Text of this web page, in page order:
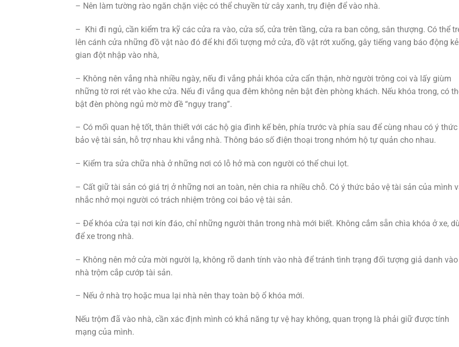
– Nên làm tường rào ngăn chặn việc có thể chuyền từ cây xanh, trụ điện để vào nhà.
– Khi đi ngủ, cần kiểm tra kỹ các cửa ra vào, cửa sổ, cửa trên tầng, cửa ra ban công, sân thượng. Có thể
lên cánh cửa những đồ vật nào đó để khi đối tượng mở cửa, đồ vật rớt xuống, gây tiếng vang báo động kẻ
gian đột nhập vào nhà,
– Không nên vắng nhà nhiều ngày, nếu đi vắng phải khóa cửa cẩn thận, nhờ người trông coi và lấy giùm
những tờ rơi rét vào khe cửa. Nếu đi vắng qua đêm không nên bật đèn phòng khách. Nếu khóa trong, có
bật đèn phòng ngủ mờ mờ đề “ngụy trang”.
– Có mối quan hệ tốt, thân thiết với các hộ gia đình kế bên, phía trước và phía sau để cùng nhau có ý thức
bảo vệ tài sản, hỗ trợ nhau khi vắng nhà. Thông báo số điện thoại trong nhóm hộ tự quản cho nhau.
– Kiểm tra sửa chữa nhà ở những nơi có lỗ hở mà con người có thể chui lọt.
– Cất giữ tài sản có giá trị ở những nơi an toàn, nên chia ra nhiều chỗ. Có ý thức bảo vệ tài sản của mình
nhắc nhở mọi người có trách nhiệm trông coi bảo vệ tài sản.
– Để khóa cửa tại nơi kín đáo, chỉ những người thân trong nhà mới biết. Không cắm sẵn chìa khóa ở xe, dù
để xe trong nhà.
– Không nên mở cửa mời người lạ, không rõ danh tính vào nhà để tránh tình trạng đối tượng giả danh vào
nhà trộm cắp cướp tài sản.
– Nếu ở nhà trọ hoặc mua lại nhà nên thay toàn bộ ổ khóa mới.
Nếu trộm đã vào nhà, cần xác định mình có khả năng tự vệ hay không, quan trọng là phải giữ được tính
mạng của mình.